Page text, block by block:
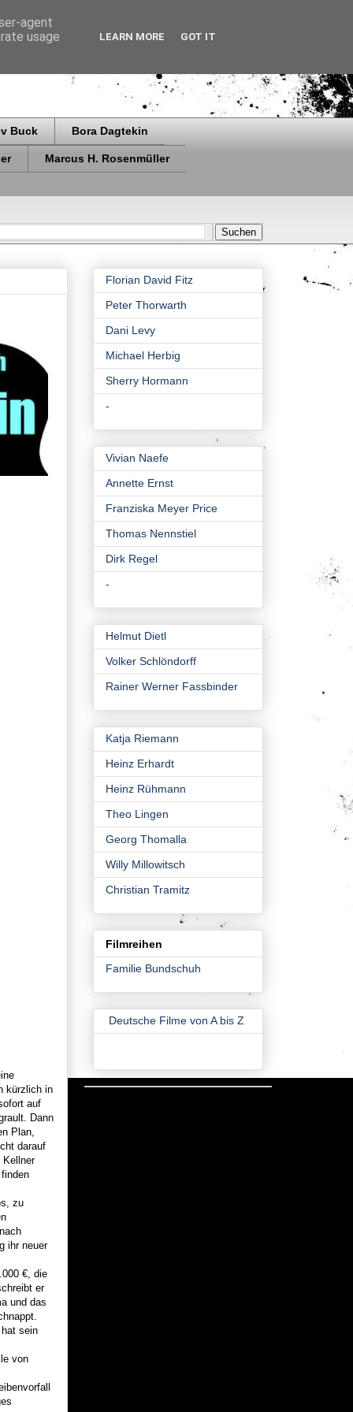
Buck Bora Dagtekin
Marcus H. Rosenmüller
kürzlich in
auf
Dann
Plan,
darauf
zu
ihr neuer
€, die
er
und das
sein
von
Florian David Fitz
Peter Thorwarth
Dani Levy
Michael Herbig
Sherry Hormann
-
Vivian Naefe
Annette Ernst
Franziska Meyer Price
Thomas Nennstiel
Dirk Regel
-
Helmut Dietl
Volker Schlöndorff
Rainer Werner Fassbinder
Katja Riemann
Heinz Erhardt
Heinz Rühmann
Theo Lingen
Georg Thomalla
Willy Millowitsch
Christian Tramitz
Filmreihen
Familie Bundschuh
Deutsche Filme von A bis Z
agent
usage
LEARN MORE GOT IT